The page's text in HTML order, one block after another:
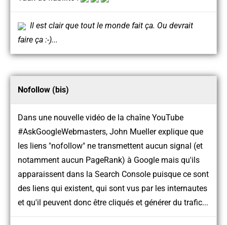
Il est clair que tout le monde fait ça. Ou devrait
faire ça :-)...
Nofollow (bis)
Dans une nouvelle vidéo de la chaîne YouTube
#AskGoogleWebmasters, John Mueller explique que
les liens "nofollow" ne transmettent aucun signal (et
notamment aucun PageRank) à Google mais qu'ils
apparaissent dans la Search Console puisque ce sont
des liens qui existent, qui sont vus par les internautes
et qu'il peuvent donc être cliqués et générer du trafic...